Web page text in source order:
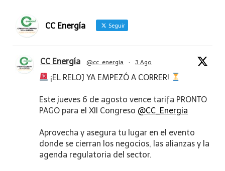
CC Energía Seguir
CC Energía @cc_energia · 3 Ago
¡EL RELOJ YA EMPEZÓ A CORRER!
Este jueves 6 de agosto vence tarifa PRONTO
PAGO para el XII Congreso @CC_Energia
Aprovecha y asegura tu lugar en el evento
donde se cierran los negocios, las alianzas y la
agenda regulatoria del sector.